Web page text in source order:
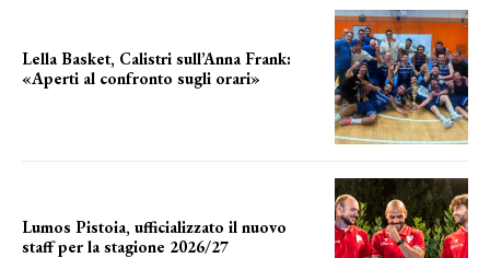
Lella Basket, Calistri sull’Anna Frank:
«Aperti al confronto sugli orari»
Lumos Pistoia, ufficializzato il nuovo
staff per la stagione 2026/27